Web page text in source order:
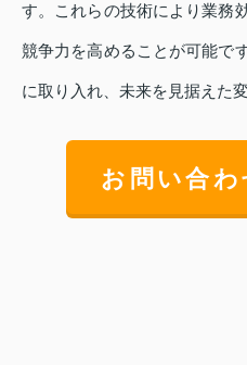
す。これらの技術により業務
競争力を高めることが可能で
に取り入れ、未来を見据えた
お問い合